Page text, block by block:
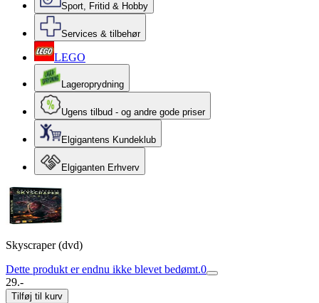
Sport, Fritid & Hobby
Services & tilbehør
LEGO
Lageroprydning
Ugens tilbud - og andre gode priser
Elgigantens Kundeklub
Elgiganten Erhverv
Skyscraper (dvd)
Dette produkt er endnu ikke blevet bedømt.0
29.-
Tilføj til kurv